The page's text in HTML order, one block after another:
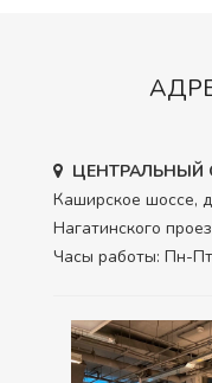
ЦЕНТРАЛЬНЫЙ
Каширское шоссе,
Нагатинского
Часы работы: Пн-